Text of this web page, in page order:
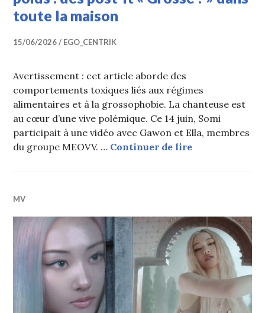
toute la maison
15/06/2026 EGO_CENTRIK
Avertissement : cet article aborde des
comportements toxiques liés aux régimes
alimentaires et à la grossophobie. La chanteuse est
au cœur d’une vive polémique. Ce 14 juin, Somi
participait à une vidéo avec Gawon et Ella, membres
du groupe MEOVV. … Continuer de lire[CW] Somi
MV